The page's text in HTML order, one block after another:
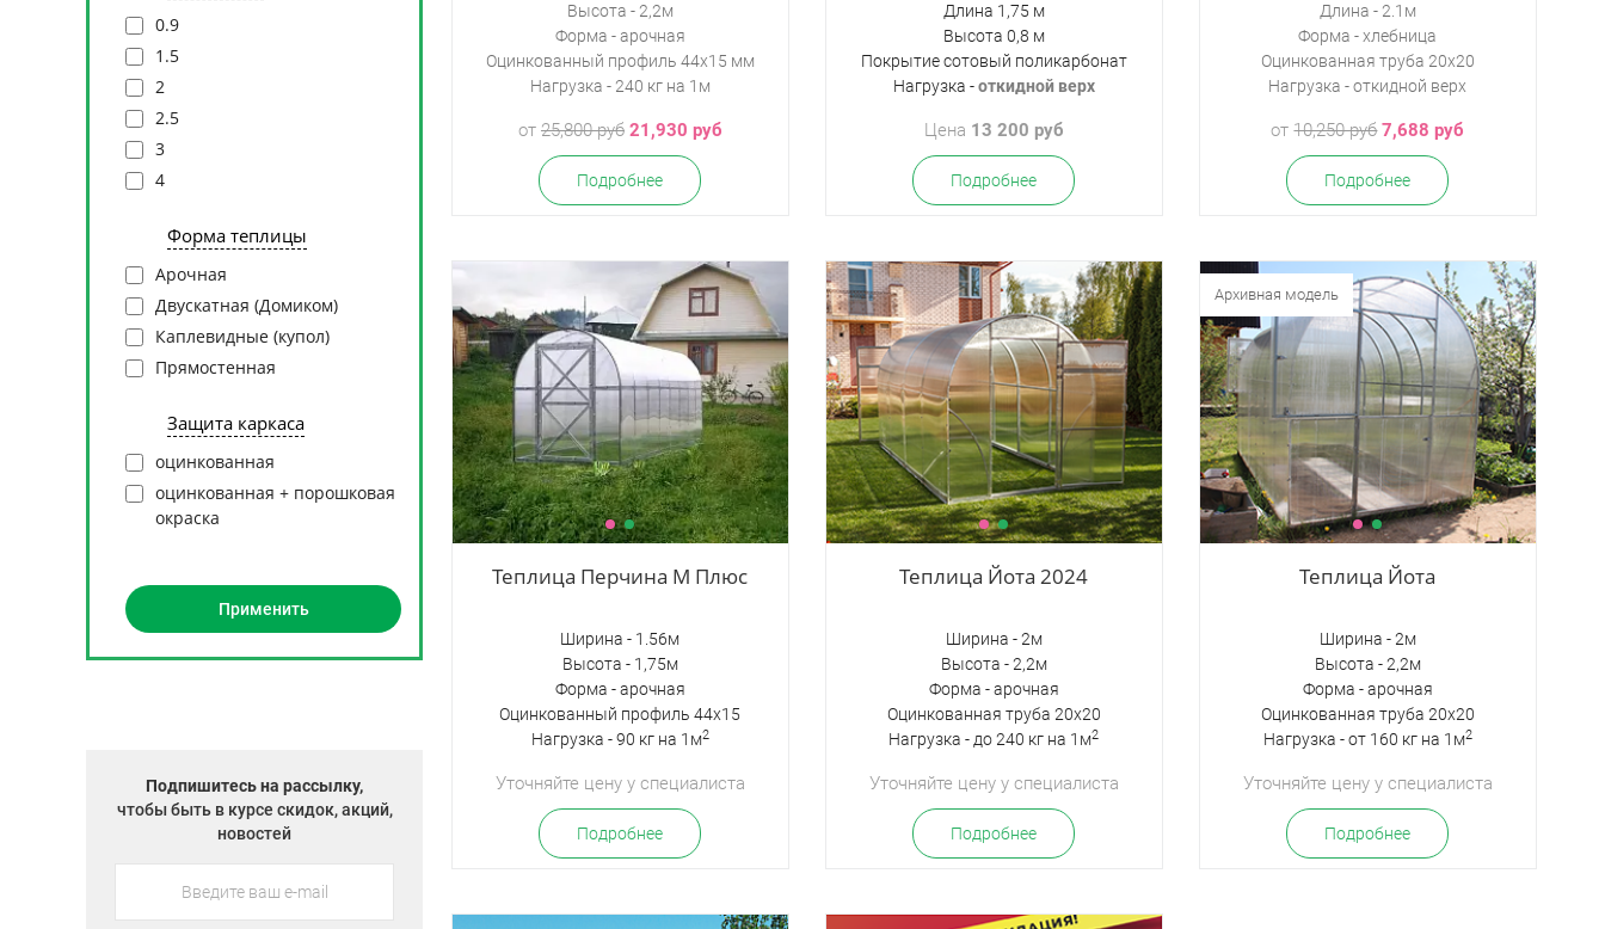
0.9
1.5
2
2.5
3
4
Форма теплицы
Арочная
Двускатная (Домиком)
Каплевидные (купол)
Прямостенная
Защита каркаса
оцинкованная
оцинкованная + порошковая
окраска
Подпишитесь на рассылку,
чтобы быть в курсе скидок, акций,
новостей
Высота - 2,2м
Форма - арочная
Оцинкованный профиль 44х15 мм
Нагрузка - 240 кг на 1м
от 25,800 руб 21,930 руб
Подробнее
Длина 1,75 м
Высота 0,8 м
Покрытие сотовый поликарбонат
Нагрузка -откидной верх
Цена 13 200 руб
Подробнее
Длина - 2.1м
Форма - хлебница
Оцинкованная труба 20х20
Нагрузка -откидной верх
от10,250 руб 7,688 руб
Подробнее
Теплица Перчина М Плюс
Ширина - 1.56м
Высота - 1,75м
Форма - арочная
Оцинкованный профиль 44х15
Нагрузка - 90 кг на 1м2
Уточняйте цену у специалиста
Подробнее
Теплица Йота 2024
Ширина - 2м
Высота - 2,2м
Форма - арочная
Оцинкованная труба 20х20
Нагрузка - до 240 кг на 1м2
Уточняйте цену у специалиста
Подробнее
Архивная модель
Теплица Йота
Ширина - 2м
Высота - 2,2м
Форма - арочная
Оцинкованная труба 20х20
Нагрузка - от 160 кг на 1м2
Уточняйте цену у специалиста
Подробнее